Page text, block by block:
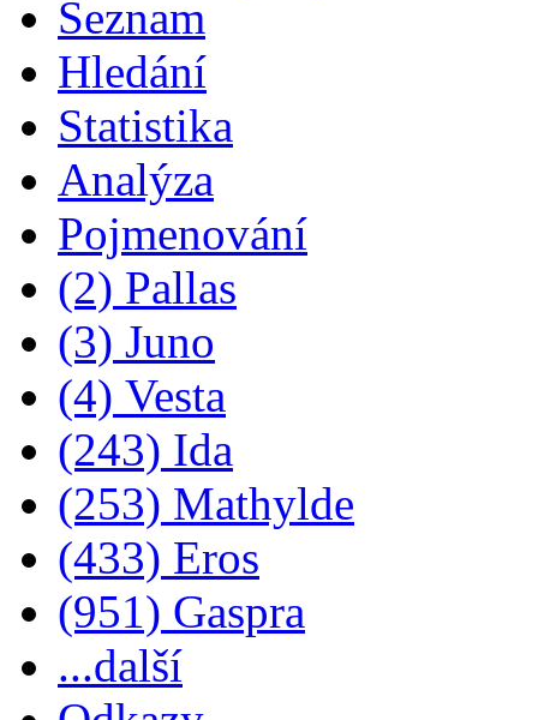
Seznam
Hledání
Statistika
Analýza
Pojmenování
(2) Pallas
(3) Juno
(4) Vesta
(243) Ida
(253) Mathylde
(433) Eros
(951) Gaspra
...další